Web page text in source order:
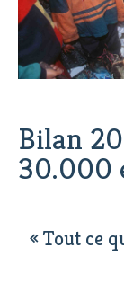
Bilan
30.000
« Tout ce